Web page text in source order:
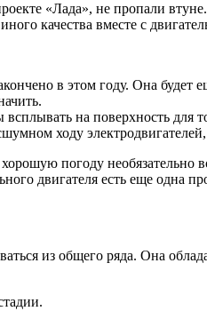
«Лада», не пропали
качества вместе с
в этом году. Она будет
на поверхность для
ходу
погоду необязательно
двигателя есть еще одна
из общего ряда. Она